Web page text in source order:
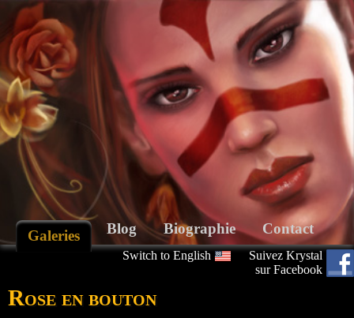
Galeries Blog Biographie Contact
Switch to English
Suivez Krystal
sur Facebook
Rose en bouton